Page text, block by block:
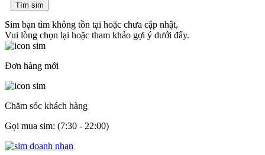
Tìm sim
Sim bạn tìm không tồn tại hoặc chưa cập nhật,
Vui lòng chọn lại hoặc tham khảo gợi ý dưới đây.
Đơn hàng mới
Chăm sóc khách hàng
Gọi mua sim: (7:30 - 22:00)